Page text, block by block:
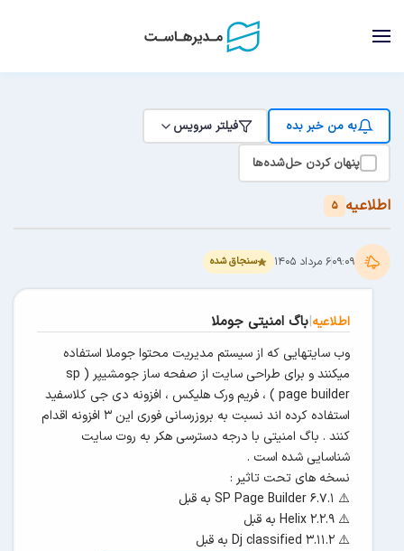
به من خبر بده فیلتر سرویس
پنهان کردن حل‌شده‌ها
دریافت اطلاعیه‌ها
نام و نام‌خانوادگی*
فقط حروف فارسی مجاز است
شماره موبایل*
ایمیل (اختیاری)
اطلاعیه 5
۰۹:۰۹۶ مرداد ۱۴۰۵ سنجاق شده
اطلاعیه|باگ امنیتی جوملا
وب سایتهایی که از سیستم مدیریت محتوا جوملا استفاده
میکنند و برای طراحی سایت از صفحه ساز جومشیپر ( sp
page builder ) ، فریم ورک هلیکس ، افزونه دی جی کلاسفید
استفاده کرده اند نسبت به بروزرسانی فوری این ۳ افزونه اقدام
کنند . باگ امنیتی با درجه دسترسی هکر به روت سایت
شناسایی شده است .
نسخه های تحت تاثیر :
⚠️ 6.7.1 SP Page Builder به قبل
⚠️ Helix 2.2.9 به قبل
⚠️ Dj classified 3.11.2 به قبل